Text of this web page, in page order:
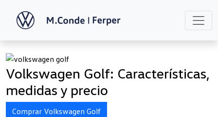
Volkswagen Golf: Características,
medidas y precio
Comprar Volkswagen Golf